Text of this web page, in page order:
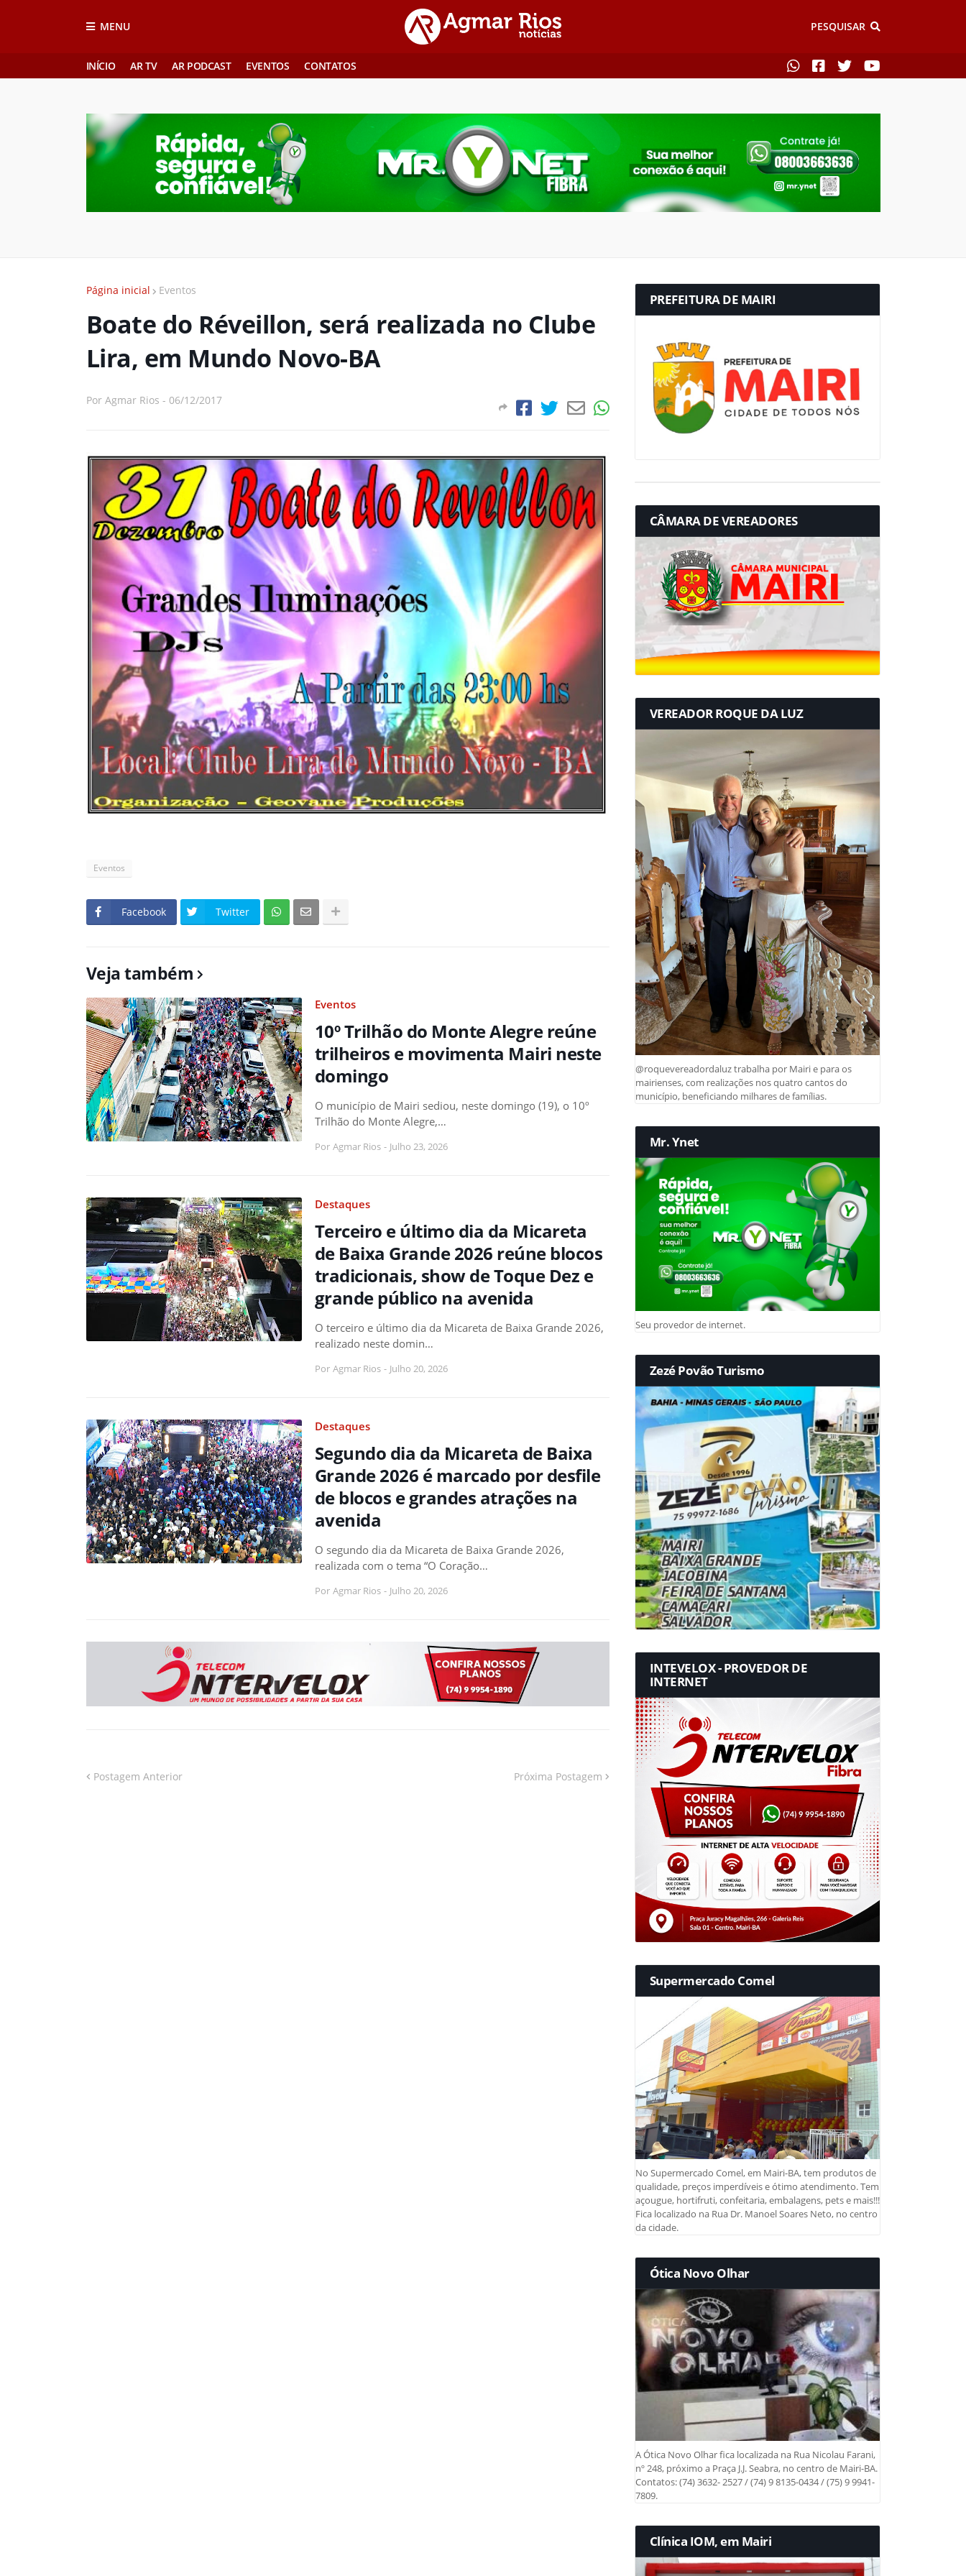
MENU PESQUISAR
INÍCIO AR TV AR PODCAST EVENTOS CONTATOS
Página inicial Eventos
Boate do Réveillon, será realizada no Clube
Lira, em Mundo Novo-BA
Por Agmar Rios - 06/12/2017
Eventos
Facebook Twitter
Veja também
Eventos
10º Trilhão do Monte Alegre reúne
trilheiros e movimenta Mairi neste
domingo
O município de Mairi sediou, neste domingo (19), o 10º
Trilhão do Monte Alegre,…
Por Agmar Rios - Julho 23, 2026
Destaques
Terceiro e último dia da Micareta
de Baixa Grande 2026 reúne blocos
tradicionais, show de Toque Dez e
grande público na avenida
O terceiro e último dia da Micareta de Baixa Grande 2026,
realizado neste domin…
Por Agmar Rios - Julho 20, 2026
Destaques
Segundo dia da Micareta de Baixa
Grande 2026 é marcado por desfile
de blocos e grandes atrações na
avenida
O segundo dia da Micareta de Baixa Grande 2026,
realizada com o tema “O Coração…
Por Agmar Rios - Julho 20, 2026
Postagem Anterior Próxima Postagem
PREFEITURA DE MAIRI
CÂMARA DE VEREADORES
VEREADOR ROQUE DA LUZ
@roquevereadordaluz trabalha por Mairi e para os
mairienses, com realizações nos quatro cantos do
município, beneficiando milhares de famílias.
Mr. Ynet
Seu provedor de internet.
Zezé Povão Turismo
INTEVELOX - PROVEDOR DE
INTERNET
Supermercado Comel
No Supermercado Comel, em Mairi-BA, tem produtos de
qualidade, preços imperdíveis e ótimo atendimento. Tem
açougue, hortifruti, confeitaria, embalagens, pets e mais!!!
Fica localizado na Rua Dr. Manoel Soares Neto, no centro
da cidade.
Ótica Novo Olhar
A Ótica Novo Olhar fica localizada na Rua Nicolau Farani,
nº 248, próximo a Praça J.J. Seabra, no centro de Mairi-BA.
Contatos: (74) 3632- 2527 / (74) 9 8135-0434 / (75) 9 9941-
7809.
Clínica IOM, em Mairi